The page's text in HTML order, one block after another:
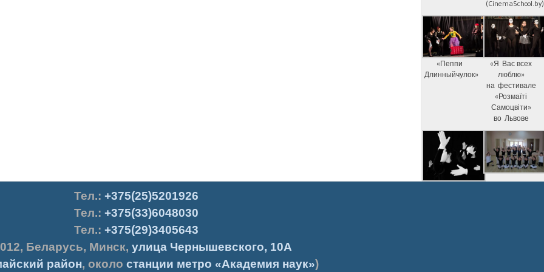
(CinemaSchool.by)
«Пеппи
Длинныйчулок»
«Я Вас всех
люблю»
на фестивале
«Розмаїті
Самоцвіти»
во Львове
Тел.: +375(25)5201926
Тел.: +375(33)6048030
Тел.: +375(29)3405643
, Беларусь, Минск, улица Чернышевского, 10А
район, около станции метро «Академия наук»)